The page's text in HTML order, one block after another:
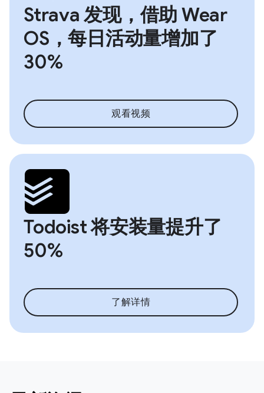
Strava 发现，借助 Wear
OS，每日活动量增加了
30%
观看视频
Todoist 将安装量提升了
50%
了解详情